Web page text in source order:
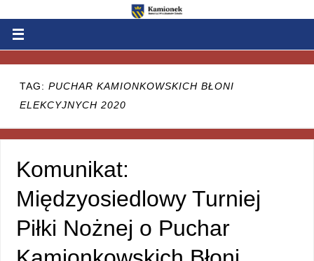
TAG: PUCHAR KAMIONKOWSKICH BŁONI
ELEKCYJNYCH 2020
Komunikat:
Międzyosiedlowy Turniej
Piłki Nożnej o Puchar